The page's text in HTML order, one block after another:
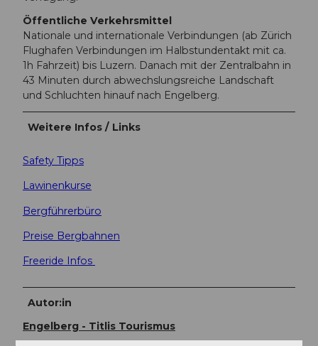
Öffentliche Verkehrsmittel
Nationale und internationale Verbindungen (ab Zürich
Flughafen Verbindungen im Halbstundentakt mit ca.
1h Fahrzeit) bis Luzern. Danach mit der Zentralbahn in
43 Minuten durch abwechslungsreiche Landschaft
und Schluchten hinauf nach Engelberg.
Weitere Infos / Links
Safety Tipps
Lawinenkurse
Bergführerbüro
Preise Bergbahnen
Freeride Infos
Autor:in
Engelberg - Titlis Tourismus